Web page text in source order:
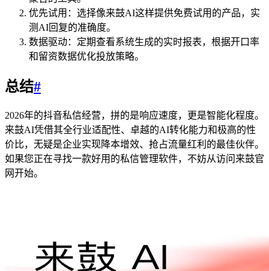
优先试用：选择像来鼓AI这样提供免费试用的产品，实
测AI回复的准确度。
数据驱动：定期查看系统生成的实时报表，根据开口率
和留资数据优化投放策略。
总结#
2026年的抖音私信经营，拼的是响应速度，更是智能化程度。
来鼓AI凭借其全行业适配性、卓越的AI转化能力和极高的性
价比，无疑是企业实现降本增效、抢占流量红利的最佳伙伴。
如果您正在寻找一款好用的私信管理软件，不妨从访问来鼓官
网开始。